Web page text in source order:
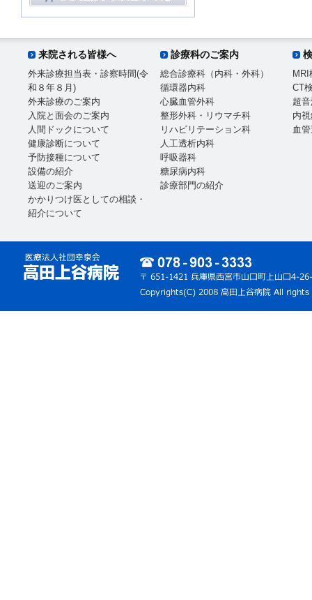
来院される皆様へ
外来診療担当表・診察時間(令
和８年８月)
外来診療のご案内
入院と面会のご案内
人間ドックについて
健康診断について
予防接種について
設備の紹介
送迎のご案内
かかりつけ医としての相談・
紹介について
診療科のご案内
総合診療科（内科・外科）
循環器内科
心臓血管外科
整形外科・リウマチ科
リハビリテーション科
人工透析内科
呼吸器科
糖尿病内科
診療部門の紹介
MRI
CT
超
内
血